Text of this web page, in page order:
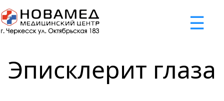
☰
x
Задать вопрос
Успешно
Мы свяжемся с вами в ближайшее время
Неудача
Некорректно введен номер телефона
Неудача
Отклонена капча
Неудача
Не введено имя или вопрос
Неудача
Не принято соглашение
Эписклерит глаза